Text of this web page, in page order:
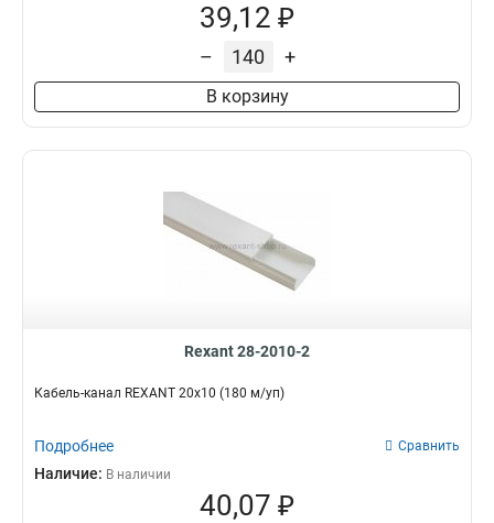
39,12 ₽
– +
В корзину
Rexant 28-2010-2
Кабель-канал REXANT 20х10 (180 м/уп)
Подробнее Сравнить
Наличие: В наличии
40,07 ₽